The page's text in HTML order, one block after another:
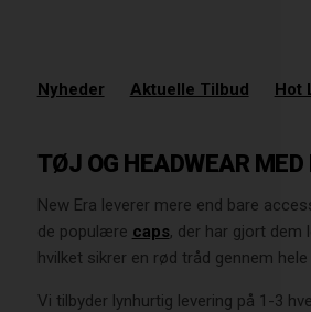
Nyheder Aktuelle Tilbud Hot
TØJ OG HEADWEAR MED
New Era leverer mere end bare
de populære caps, der har gjort dem
hvilket sikrer en rød tråd gennem
Vi tilbyder lynhurtig levering på 1-3